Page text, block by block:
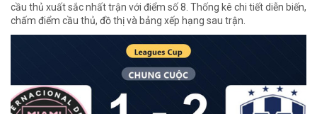
cầu thủ xuất sắc nhất trận với điểm số 8. Thống kê chi tiết diễn biến,
chấm điểm cầu thủ, đồ thị và bảng xếp hạng sau trận.